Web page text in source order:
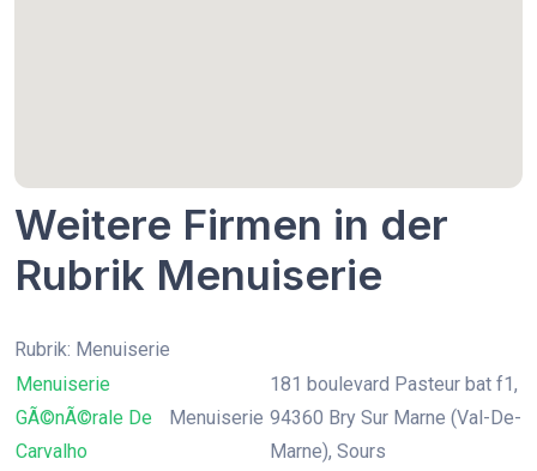
Weitere Firmen in der
Rubrik Menuiserie
Rubrik: Menuiserie
Menuiserie
GÃ©nÃ©rale De
Carvalho
Menuiserie
181 boulevard Pasteur bat f1,
94360 Bry Sur Marne (Val-De-
Marne), Sours